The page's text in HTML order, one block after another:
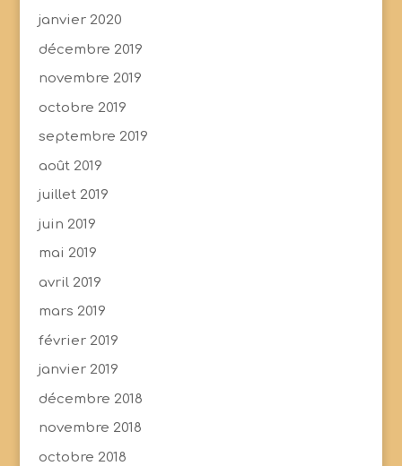
janvier 2020
décembre 2019
novembre 2019
octobre 2019
septembre 2019
août 2019
juillet 2019
juin 2019
mai 2019
avril 2019
mars 2019
février 2019
janvier 2019
décembre 2018
novembre 2018
octobre 2018